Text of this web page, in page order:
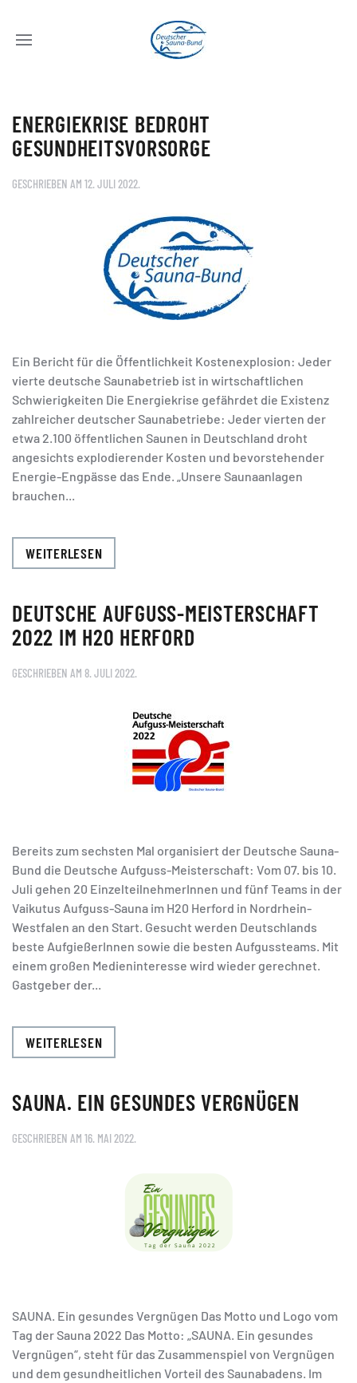
ENERGIEKRISE BEDROHT
GESUNDHEITSVORSORGE
GESCHRIEBEN AM 12. JULI 2022.
Ein Bericht für die Öffentlichkeit Kostenexplosion: Jeder
vierte deutsche Saunabetrieb ist in wirtschaftlichen
Schwierigkeiten Die Energiekrise gefährdet die Existenz
zahlreicher deutscher Saunabetriebe: Jeder vierten der
etwa 2.100 öffentlichen Saunen in Deutschland droht
angesichts explodierender Kosten und bevorstehender
Energie-Engpässe das Ende. „Unsere Saunaanlagen
brauchen...
WEITERLESEN
DEUTSCHE AUFGUSS-MEISTERSCHAFT
2022 IM H20 HERFORD
GESCHRIEBEN AM 8. JULI 2022.
Bereits zum sechsten Mal organisiert der Deutsche Sauna-
Bund die Deutsche Aufguss-Meisterschaft: Vom 07. bis 10.
Juli gehen 20 EinzelteilnehmerInnen und fünf Teams in der
Vaikutus Aufguss-Sauna im H20 Herford in Nordrhein-
Westfalen an den Start. Gesucht werden Deutschlands
beste AufgießerInnen sowie die besten Aufgussteams. Mit
einem großen Medieninteresse wird wieder gerechnet.
Gastgeber der...
WEITERLESEN
SAUNA. EIN GESUNDES VERGNÜGEN
GESCHRIEBEN AM 16. MAI 2022.
SAUNA. Ein gesundes Vergnügen Das Motto und Logo vom
Tag der Sauna 2022 Das Motto: „SAUNA. Ein gesundes
Vergnügen“, steht für das Zusammenspiel von Vergnügen
und dem gesundheitlichen Vorteil des Saunabadens. Im